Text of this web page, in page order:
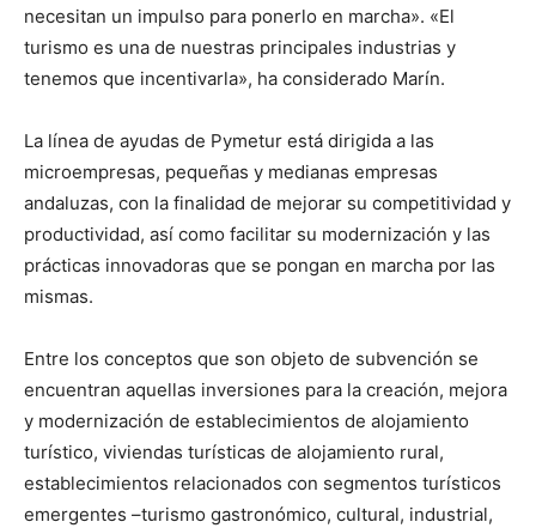
necesitan un impulso para ponerlo en marcha». «El
turismo es una de nuestras principales industrias y
tenemos que incentivarla», ha considerado Marín.
La línea de ayudas de Pymetur está dirigida a las
microempresas, pequeñas y medianas empresas
andaluzas, con la finalidad de mejorar su competitividad y
productividad, así como facilitar su modernización y las
prácticas innovadoras que se pongan en marcha por las
mismas.
Entre los conceptos que son objeto de subvención se
encuentran aquellas inversiones para la creación, mejora
y modernización de establecimientos de alojamiento
turístico, viviendas turísticas de alojamiento rural,
establecimientos relacionados con segmentos turísticos
emergentes –turismo gastronómico, cultural, industrial,